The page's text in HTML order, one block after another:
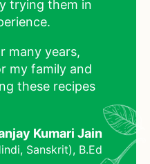
trying them in
many years,
my family and
these recipes
Kumari Jain
Sanskrit), B.Ed